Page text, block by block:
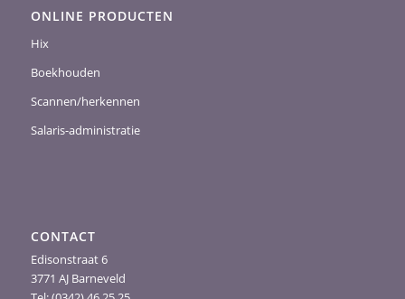
ONLINE PRODUCTEN
Hix
Boekhouden
Scannen/herkennen
Salaris-administratie
CONTACT
Edisonstraat 6
3771 AJ Barneveld